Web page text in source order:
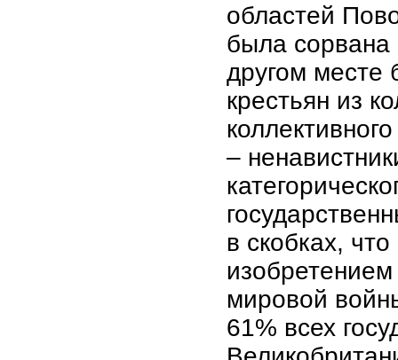
областей
была
другом месте
крестьян из
–
в скобках,
мировой
61% всех